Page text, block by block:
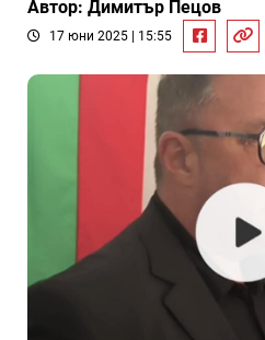
Автор: Димитър Пецов
17 юни 2025 | 15:55